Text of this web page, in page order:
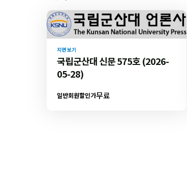
지면 보기
국립군산대 신문 575호 (2026-
05-28)
일반회원할인가무료